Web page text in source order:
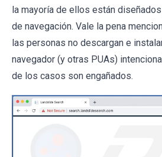
la mayoría de ellos están
de navegación. Vale la pena
las personas no descargan e
navegador (y otras PUAs)
de los casos son engañados.